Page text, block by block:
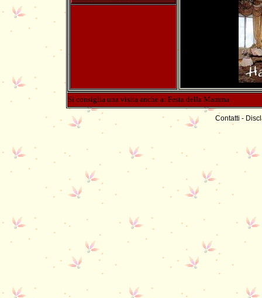
Si consiglia una visita anche a: Festa della Mamma
Contatti -